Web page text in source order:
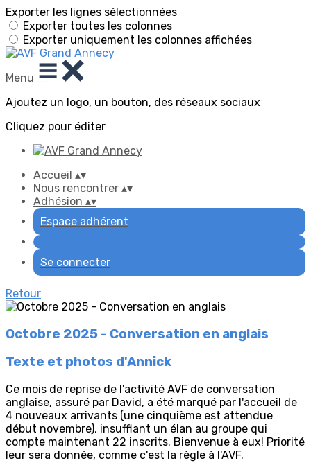
Exporter les lignes sélectionnées
Exporter toutes les colonnes
Exporter uniquement les colonnes affichées
Menu
Ajoutez un logo, un bouton, des réseaux sociaux
Cliquez pour éditer
Accueil ▴▾
Nous rencontrer ▴▾
Adhésion ▴▾
Espace adhérent
Se connecter
Retour
Octobre 2025 - Conversation en anglais
Texte et photos d'Annick
Ce mois de reprise de l'activité AVF de conversation
anglaise, assuré par David, a été marqué par l'accueil de
4 nouveaux arrivants (une cinquième est attendue
début novembre), insufflant un élan au groupe qui
compte maintenant 22 inscrits. Bienvenue à eux! Priorité
leur sera donnée, comme c'est la règle à l'AVF.